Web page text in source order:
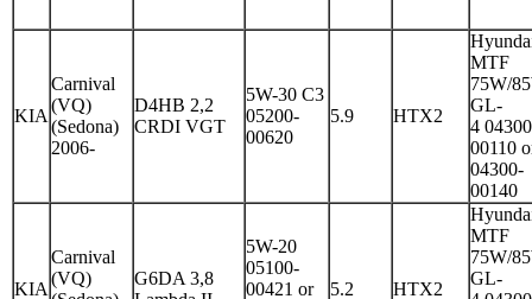
KIA
Carnival
(VQ)
(Sedona)
2006-
D4HB 2,2
CRDI VGT
5W-30 C3
05200-
00620
5.9 HTX2
MTF
75W/
GL-
4
00110
04300-
00140
KIA
Carnival
(VQ)
G6DA 3,8
5W-20
05100-
00421 or
5.2 HTX2
MTF
75W/
GL-